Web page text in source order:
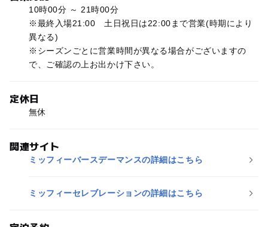
10時00分 ～ 21時00分
※最終入場21:00 土日祝日は22:00まで営業(時期により
異なる)
※シーズンごとに営業時間が異なる場合がございますの
で、ご確認の上お出かけ下さい。
定休日
無休
関連サイト
ミッフィーバースデーマンスの詳細はこちら
ミッフィーセレブレーションの詳細はこちら